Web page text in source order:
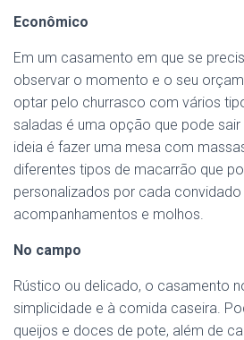
Econômico
Em um casamento em que se
observar o momento e o seu
optar pelo churrasco com vários
saladas é uma opção que pode
ideia é fazer uma mesa com
diferentes tipos de macarrão que
personalizados por cada
acompanhamentos e molhos.
No campo
Rústico ou delicado, o casamento
simplicidade e à comida caseira.
queijos e doces de pote, além de